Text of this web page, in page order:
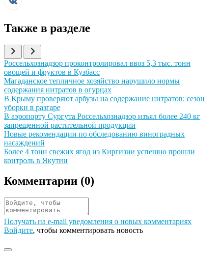
Также в разделе
Иллюстрация новости
Россельхознадзор проконтролировал ввоз 5,3 тыс. тонн
овощей и фруктов в Кузбасс
Иллюстрация новости
Магаданское тепличное хозяйство нарушило нормы
содержания нитратов в огурцах
Иллюстрация новости
В Крыму проверяют арбузы на содержание нитратов: сезон
уборки в разгаре
Иллюстрация новости
В аэропорту Сургута Россельхознадзор изъял более 240 кг
запрещенной растительной продукции
Иллюстрация новости
Новые рекомендации по обследованию виноградных
насаждений
Иллюстрация новости
Более 4 тонн свежих ягод из Киргизии успешно прошли
контроль в Якутии
Комментарии (0)
Получать на e‑mail уведомления о новых комментариях
Войдите, чтобы комментировать новость